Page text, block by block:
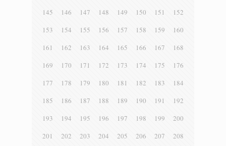
145
146 147 148 149 150 151
152
153
154 155 156 157 158 159
160
161
162 163 164 165 166 167
168
169
170 171 172 173 174 175
176
177
178 179 180 181 182 183
184
185
186 187 188 189 190 191
192
193
194 195 196 197 198 199
200
201
202 203 204 205 206 207
208